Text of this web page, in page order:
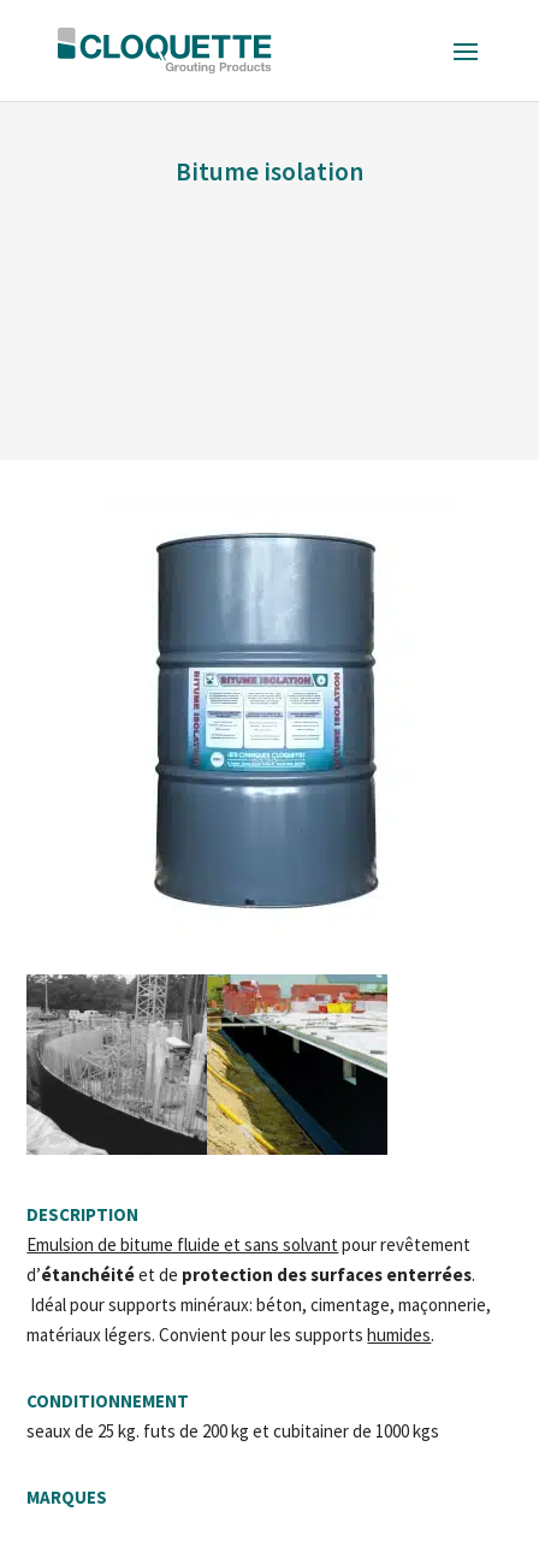
Bitume isolation
DESCRIPTION
Emulsion de bitume fluide et sans solvant pour revêtement
d’étanchéitéet de protection des surfaces enterrées.
Idéal pour supports minéraux: béton, cimentage, maçonnerie,
matériaux légers. Convient pour les supportshumides.
CONDITIONNEMENT
seaux de 25 kg. futs de 200 kg et cubitainer de 1000 kgs
MARQUES